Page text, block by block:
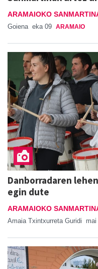
ARAMAIOKO
Goiena eka 09 ARAMAIO
Danborradaren
egin dute
ARAMAIOKO
Amaia Txintxurreta Guridi mai